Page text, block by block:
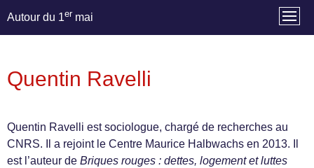
Autour du 1er mai
Quentin Ravelli
Quentin Ravelli est sociologue, chargé de recherches au
CNRS. Il a rejoint le Centre Maurice Halbwachs en 2013. Il
est l’auteur de Briques rouges : dettes, logement et luttes